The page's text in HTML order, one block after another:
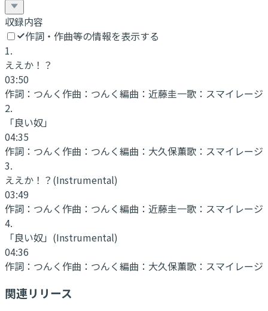
収録内容
作詞・作曲等の情報を表示する
1.
ええか！？
03:50
作詞： つんく作曲： つんく編曲： 近藤圭一歌： スマイレージ
2.
「良い奴」
04:35
作詞： つんく作曲： つんく編曲： 大久保薫歌： スマイレージ
3.
ええか！？ (Instrumental)
03:49
作詞： つんく作曲： つんく編曲： 近藤圭一歌： スマイレージ
4.
「良い奴」 (Instrumental)
04:36
作詞： つんく作曲： つんく編曲： 大久保薫歌： スマイレージ
関連リリース